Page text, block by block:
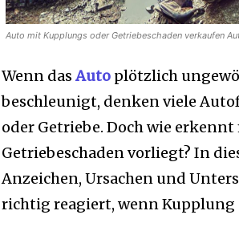
Auto mit Kupplungs oder Getriebeschaden verkaufen
Wenn das Autoplötzlich
beschleunigt, denken viele
oder Getriebe. Doch wie
Getriebeschaden vorliegt? In
Anzeichen, Ursachen und
richtig reagiert, wenn Kupplung